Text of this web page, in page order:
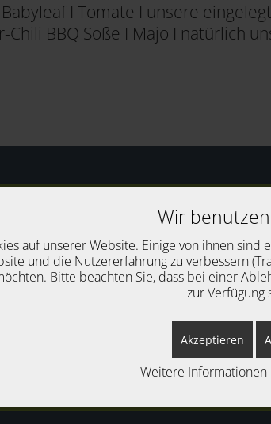
I Tomate I unsere
BBQ Soße I Majo I natürlich
klassiker
Wir
auf unserer Website. Einige von ihnen
und die Nutzererfahrung zu verbessern
Bitte beachten Sie, dass bei einer
zur Verfügung
Akzeptieren
Weitere Informationen